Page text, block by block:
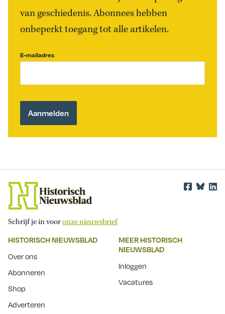
van geschiedenis. Abonnees hebben
onbeperkt toegang tot alle artikelen.
E-mailadres
Schrijf je in vooronze nieuwsbrief
HISTORISCH NIEUWSBLAD
Over ons
Abonneren
Shop
Adverteren
MEER HISTORISCH
NIEUWSBLAD
Inloggen
Vacatures